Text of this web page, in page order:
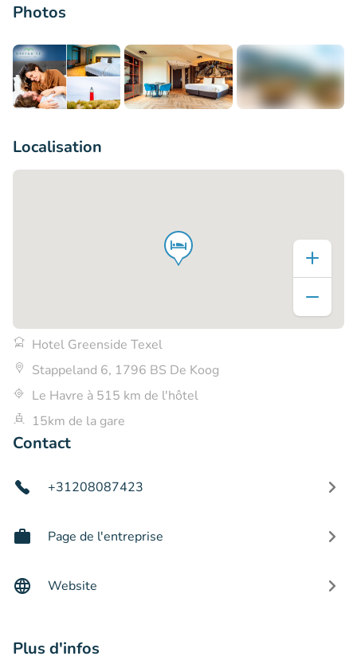
Photos
Localisation
Hotel Greenside Texel
Stappeland 6, 1796 BS De Koog
Le Havre à 515 km de l'hôtel
15km de la gare
Contact
+31208087423
Page de l'entreprise
Website
Plus d'infos